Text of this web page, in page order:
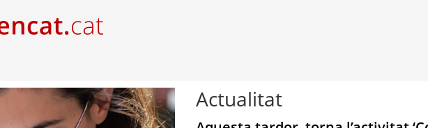
Actualitat